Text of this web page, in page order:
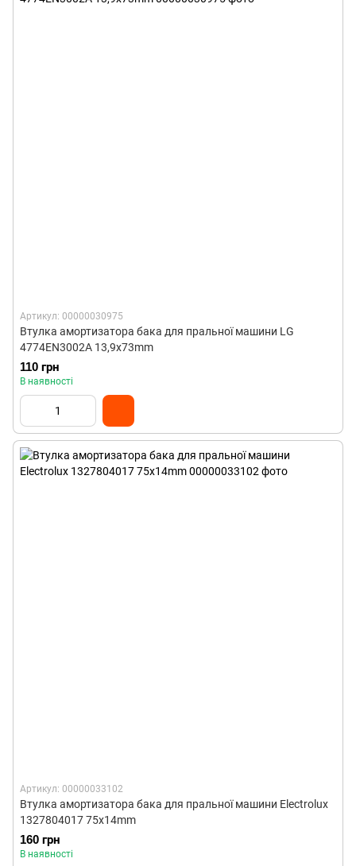
Артикул: 00000030975
Втулка амортизатора бака для пральної машини LG
4774EN3002A 13,9x73mm
110 грн
В наявності
Артикул: 00000033102
Втулка амортизатора бака для пральної машини Electrolux
1327804017 75x14mm
160 грн
В наявності